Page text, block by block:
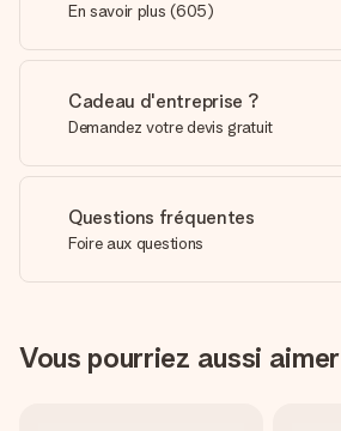
En savoir plus (605)
Cadeau d'entreprise ?
Demandez votre devis gratuit
Questions fréquentes
Foire aux questions
Vous pourriez aussi aimer